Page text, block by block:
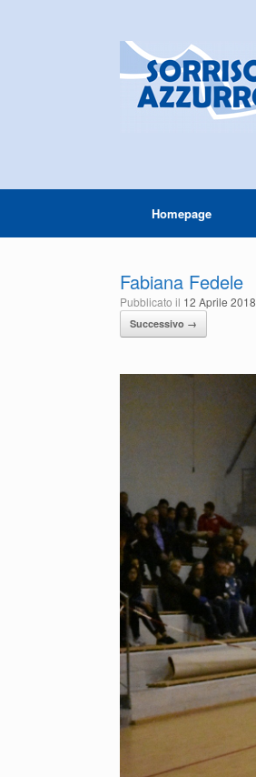
Homepage
Fabiana Fedele
Pubblicato il 12 Aprile 2018
Successivo →